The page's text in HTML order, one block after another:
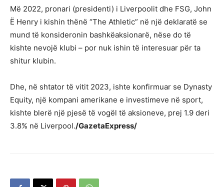
Më 2022, pronari (presidenti) i Liverpoolit dhe FSG, John
Ë Henry i kishin thënë “The Athletic” në një deklaratë se
mund të konsideronin bashkëaksionarë, nëse do të
kishte nevojë klubi – por nuk ishin të interesuar për ta
shitur klubin.
Dhe, në shtator të vitit 2023, ishte konfirmuar se Dynasty
Equity, një kompani amerikane e investimeve në sport,
kishte blerë një pjesë të vogël të aksioneve, prej 1.9 deri
3.8% në Liverpool./GazetaExpress/